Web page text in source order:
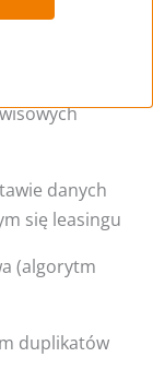
systemie
danych
się leasingu
(algorytm
duplikatów